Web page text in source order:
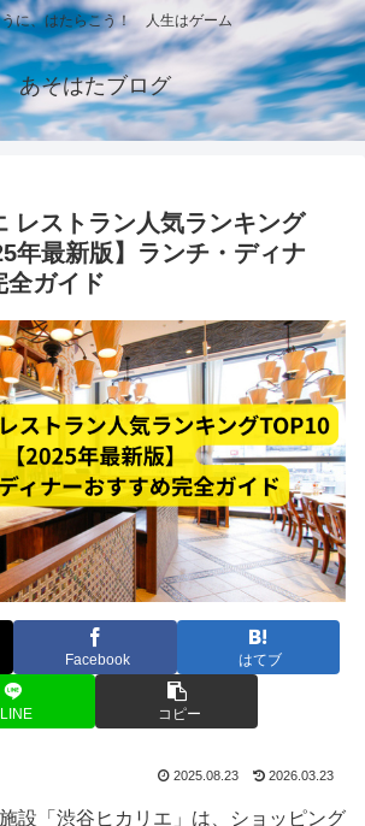
に、はたらこう！ 人生はゲーム
あそはたブログ
レストラン人気ランキング
年最新版】ランチ・ディナ
全ガイド
Facebook はてブ
LINE コピー
2025.08.23 2026.03.23
設「渋谷ヒカリエ」は、ショッピング